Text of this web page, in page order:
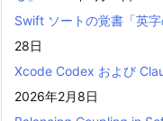
Swift ソートの覚書「英字
28日
Xcode Codex および
2026年2月8日